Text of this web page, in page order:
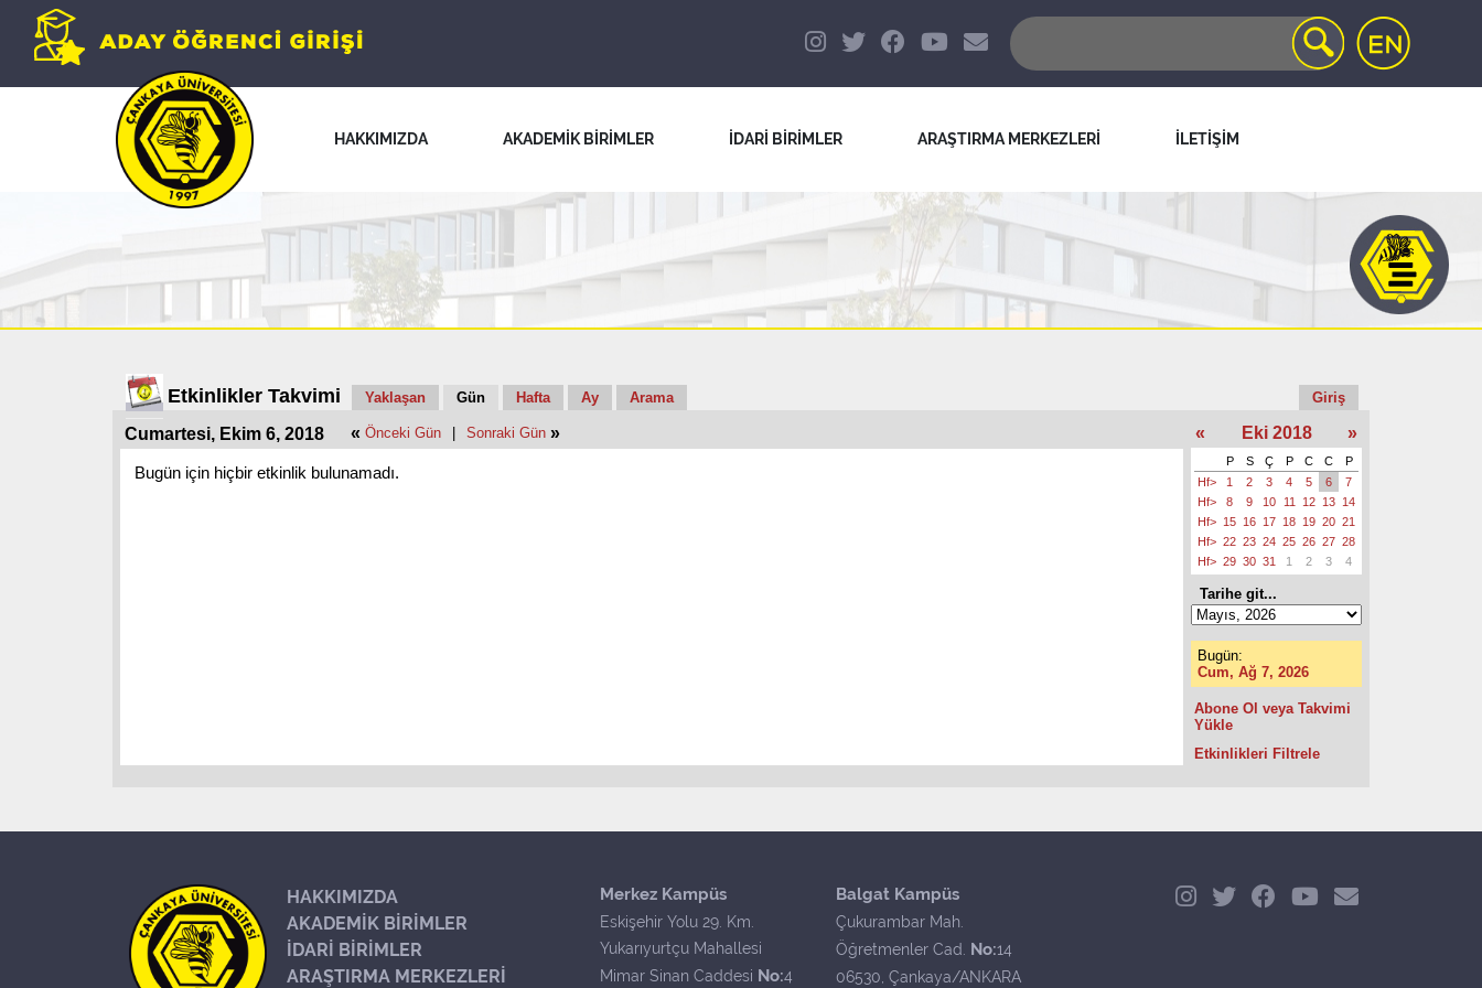
HAKKIMIZDA AKADEMİK BİRİMLER İDARİ BİRİMLER ARAŞTIRMA MERKEZLERİ İLETİŞİM
Etkinlikler Takvimi Yaklaşan Gün Hafta Ay Arama Giriş
Cumartesi, Ekim 6, 2018 « Önceki Gün Sonraki Gün »
Bugün için hiçbir etkinlik bulunamadı.
« Eki 2018 »
P S Ç P C C
P
Hf>
1 2 3 4 5 6
7
Hf>
8 9 10 11 12 13 14
Hf> 15 16 17 18 19 20 21
Hf> 22 23 24 25 26 27 28
Hf> 29 30 31 1 2 3 4
Tarihe git...
Bugün:
Cum, Ağ 7, 2026
Abone Ol veya Takvimi
Yükle
Etkinlikleri Filtrele
HAKKIMIZDA
AKADEMİK BİRİMLER
İDARİ BİRİMLER
ARAŞTIRMA MERKEZLERİ
Merkez Kampüs
Eskişehir Yolu 29. Km.
Yukarıyurtçu Mahallesi
Mimar Sinan Caddesi No:4
Balgat Kampüs
Çukurambar Mah.
Öğretmenler Cad. No:14
06530, Çankaya/ANKARA